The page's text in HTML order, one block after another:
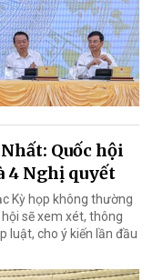
Quốc hội
4 Nghị quyết
Kỳ họp không thường
hội sẽ xem xét, thông
luật, cho ý kiến lần đầu